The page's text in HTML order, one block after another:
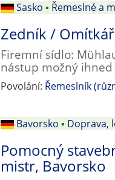
Sasko ▪ Řemeslné a
Zedník /
Firemní sídlo:
nástup možný ihned
Povolání: Řemeslník
Bavorsko ▪ Doprava,
Pomocný
mistr, Bavorsko